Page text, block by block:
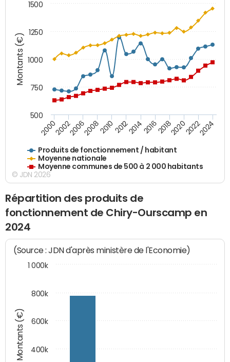
Montants (€)
Produits de fonctionnement / habitant
Moyenne nationale
Moyenne communes de 500 à 2 000 habitants
200020022006200820102012201420162018202020222024
500
750
1000
1250
1500
© JDN 2026
Répartition des produits de
fonctionnement de Chiry-Ourscamp en
2024
Montants (€)
(Source : JDN d'après ministère de l'Economie)
400k
600k
800k
1 000k